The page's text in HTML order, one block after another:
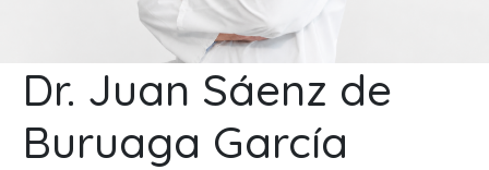
Dr. Juan Sáenz de
Buruaga García